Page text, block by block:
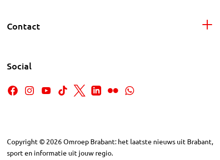
Contact
Social
Copyright © 2026Omroep Brabant: het laatste nieuws uit Brabant,
sport en informatie uit jouw regio.